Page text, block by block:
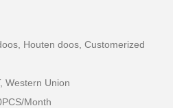
Houten doos, Customerized
Western Union
Month